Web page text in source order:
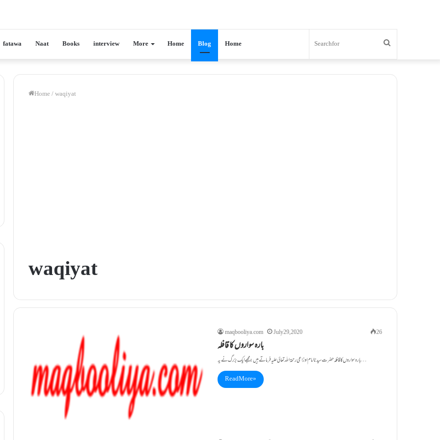
fatawa Naat Books interview More Home Blog Home
for
Home/waqiyat
waqiyat
maqbooliya.com July 29, 2020 26
بارہ سواروں کا قافلہ
بارہ سواروں کا قافلہ حضرت سیدنا امام اوزاعی رحمۃ اللہ تعالیٰ علیہ فرماتے ہیں : مجھے ایک بزرگ نے یہ…
Read More »